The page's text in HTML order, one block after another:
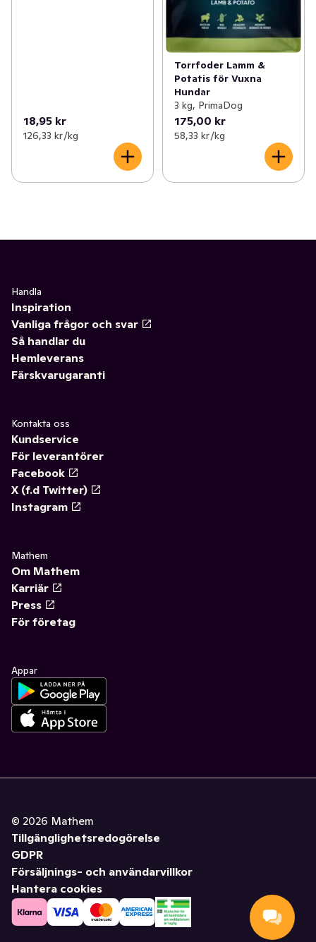
18,95 kr
126,33 kr /kg
Torrfoder Lamm &
Potatis för Vuxna
Hundar
3 kg, PrimaDog
175,00 kr
58,33 kr /kg
Handla
Inspiration
Vanliga frågor och svar
Så handlar du
Hemleverans
Färskvarugaranti
Kontakta oss
Kundservice
För leverantörer
Facebook
X (f.d Twitter)
Instagram
Mathem
Om Mathem
Karriär
Press
För företag
Appar
© 2026 Mathem
Tillgänglighetsredogörelse
GDPR
Försäljnings- och användarvillkor
Hantera cookies